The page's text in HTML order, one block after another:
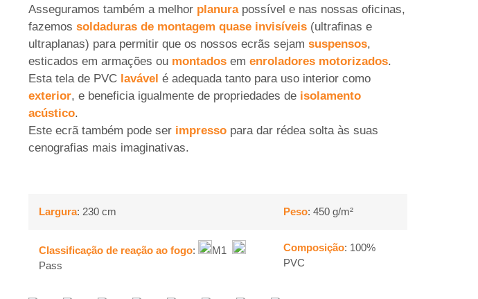
Asseguramos também a melhor planurapossível e nas nossas oficinas,
fazemos soldaduras de montagem quase invisíveis(ultrafinas e
ultraplanas) para permitir que os nossos ecrãs sejam suspensos,
esticados em armações ou montadosem enroladores motorizados.
Esta tela de PVC lavável é adequada tanto para uso interior como
exterior, e beneficia igualmente de propriedades de isolamento
acústico.
Este ecrã também pode ser impressopara dar rédea solta às suas
cenografias mais imaginativas.
Largura: 230 cm Peso: 450 g/m²
Classificação de reação ao fogo:
M1
Pass
Composição: 100%
PVC